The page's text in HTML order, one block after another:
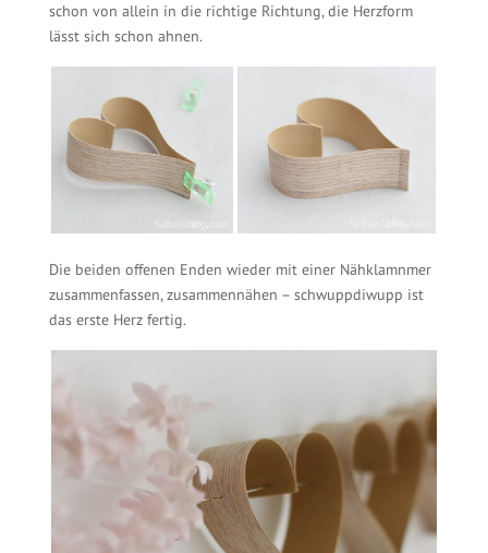
schon von allein in die richtige Richtung, die Herzform
lässt sich schon ahnen.
Die beiden offenen Enden wieder mit einer Nähklamnmer
zusammenfassen, zusammennähen – schwuppdiwupp ist
das erste Herz fertig.